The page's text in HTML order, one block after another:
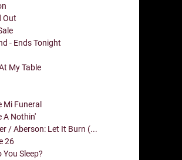
Out
- Ends Tonight
My Table
Mi Funeral
A Nothin'
/ Aberson: Let It Burn (...
26
Sleep?